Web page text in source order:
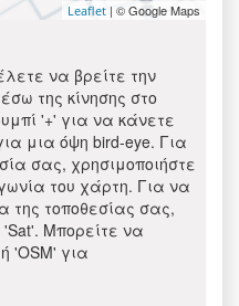
Leaflet | © Google Maps
να βρείτε την
της κίνησης στο
'+' για να κάνετε
μια όψη bird-eye. Για
σας, χρησιμοποιήστε
του χάρτη. Για να
της τοποθεσίας σας,
'Sat'. Μπορείτε να
'OSM' για